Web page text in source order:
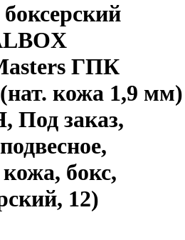
ГПК
кожа 1,9 мм)
заказ,
бокс,
12)